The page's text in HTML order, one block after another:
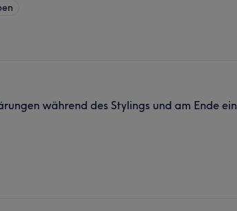
während des Stylings und am Ende ein